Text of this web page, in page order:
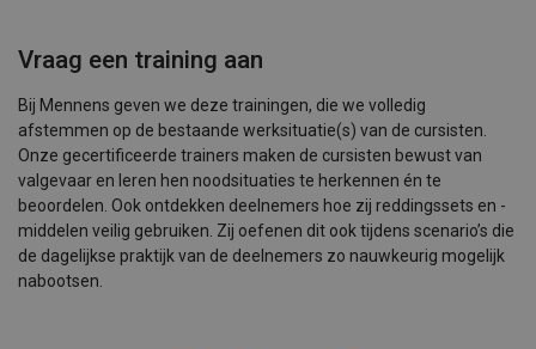
Vraag een training aan
Bij Mennens geven we deze trainingen, die we volledig
afstemmen op de bestaande werksituatie(s) van de cursisten.
Onze gecertificeerde trainers maken de cursisten bewust van
valgevaar en leren hen noodsituaties te herkennen én te
beoordelen. Ook ontdekken deelnemers hoe zij reddingssets en -
middelen veilig gebruiken. Zij oefenen dit ook tijdens scenario’s die
de dagelijkse praktijk van de deelnemers zo nauwkeurig mogelijk
nabootsen.